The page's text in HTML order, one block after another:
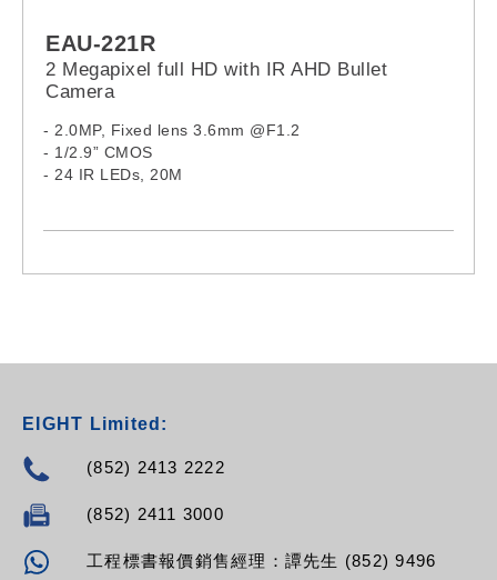
EAU-221R
2 Megapixel full HD with IR AHD Bullet
Camera
- 2.0MP, Fixed lens 3.6mm @F1.2
- 1/2.9” CMOS
- 24 IR LEDs, 20M
EIGHT Limited:
(852) 2413 2222
(852) 2411 3000
工程標書報價銷售經理：譚先生 (852) 9496